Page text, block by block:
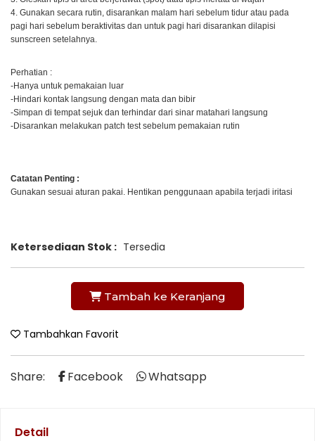
4. Gunakan secara rutin, disarankan malam hari sebelum tidur atau pada
pagi hari sebelum beraktivitas dan untuk pagi hari disarankan dilapisi
sunscreen setelahnya.
Perhatian :
-Hanya untuk pemakaian luar
-Hindari kontak langsung dengan mata dan bibir
-Simpan di tempat sejuk dan terhindar dari sinar matahari langsung
-Disarankan melakukan patch test sebelum pemakaian rutin
Catatan Penting :
Gunakan sesuai aturan pakai. Hentikan penggunaan apabila terjadi iritasi
Ketersediaan Stok : Tersedia
Tambah ke Keranjang
Tambahkan Favorit
Share: Facebook Whatsapp
Detail